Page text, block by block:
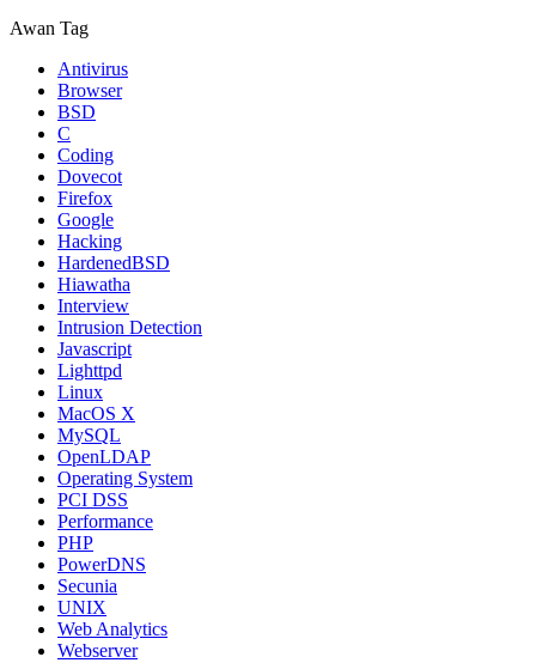
Awan Tag
Antivirus
Browser
BSD
C
Coding
Dovecot
Firefox
Google
Hacking
HardenedBSD
Hiawatha
Interview
Intrusion Detection
Javascript
Lighttpd
Linux
MacOS X
MySQL
OpenLDAP
Operating System
PCI DSS
Performance
PHP
PowerDNS
Secunia
UNIX
Web Analytics
Webserver